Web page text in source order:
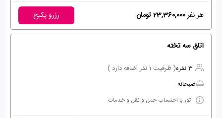
هر نفر23,360,000 تومان رزرو پکیج
اتاق سه تخته
3 نفره
( ظرفیت 1 نفر اضافه دارد )
صبحانه
تور با احتساب حمل و نقل و خدمات